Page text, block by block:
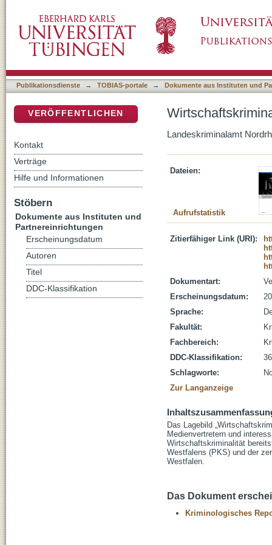
Publikationsdienste → TOBIAS-portale → Dokumente aus Instituten und
Landeskriminalamt
Dateien:
Aufrufstatistik
Zitierfähiger Link (URI):
Dokumentart:
Erscheinungsdatum:
Sprache:
Fakultät:
Fachbereich:
DDC-Klassifikation:
Schlagworte:
Zur Langanzeige
Das Lagebild
Medienvertretern und
Wirtschaftskriminalität
Westfalens (PKS) und der
Westfalen.
Das Dokument
Kriminologisches
VERÖFFENTLICHEN
Kontakt
Verträge
Hilfe und Informationen
Stöbern
Dokumente aus Instituten und
Partnereinrichtungen
Erscheinungsdatum
Autoren
Titel
DDC-Klassifikation